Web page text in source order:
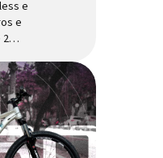
e
e
2
alguns
pilotos
em